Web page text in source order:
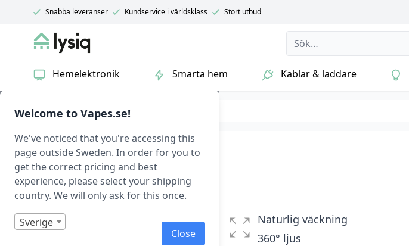
Welcome to Vapes.se!
We've noticed that you're accessing this
page outside Sweden. In order for you to
get the correct pricing and best
experience, please select your shipping
country. We will only ask for this once.
Sverige
Close
Snabba leveranser Kundservice i världsklass Stort utbud
Lysiq
Hemelektronik Smarta hem Kablar & laddare
Hem & fritid Hälsa
Smart Väckarklocka
Art.nr:
1
av
Naturlig väckning
360° ljus